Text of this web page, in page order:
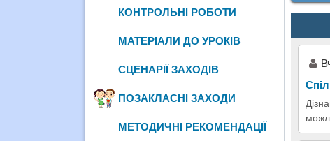
КОНТРОЛЬНІ РОБОТИ
МАТЕРІАЛИ ДО УРОКІВ
СЦЕНАРІЇ ЗАХОДІВ
ПОЗАКЛАСНІ ЗАХОДИ
МЕТОДИЧНІ РЕКОМЕНДАЦІЇ